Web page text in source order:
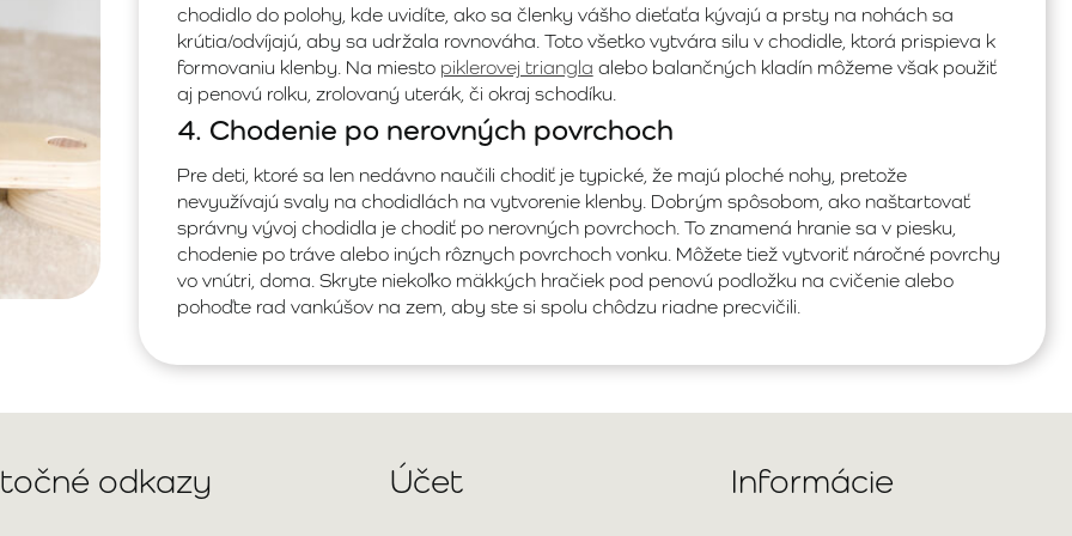
chodidlo do polohy, kde uvidíte, ako sa členky vášho dieťaťa kývajú a prsty na nohách sa
krútia/odvíjajú, aby sa udržala rovnováha. Toto všetko vytvára silu v chodidle, ktorá prispieva k
formovaniu klenby. Na miesto piklerovej triangla alebo balančných kladín môžeme však použiť
aj penovú rolku, zrolovaný uterák, či okraj schodíku.
4. Chodenie po nerovných povrchoch
Pre deti, ktoré sa len nedávno naučili chodiť je typické, že majú ploché nohy, pretože
nevyužívajú svaly na chodidlách na vytvorenie klenby. Dobrým spôsobom, ako naštartovať
správny vývoj chodidla je chodiť po nerovných povrchoch. To znamená hranie sa v piesku,
chodenie po tráve alebo iných rôznych povrchoch vonku. Môžete tiež vytvoriť náročné povrchy
vo vnútri, doma. Skryte niekoľko mäkkých hračiek pod penovú podložku na cvičenie alebo
pohoďte rad vankúšov na zem, aby ste si spolu chôdzu riadne precvičili.
odkazy Účet Informácie